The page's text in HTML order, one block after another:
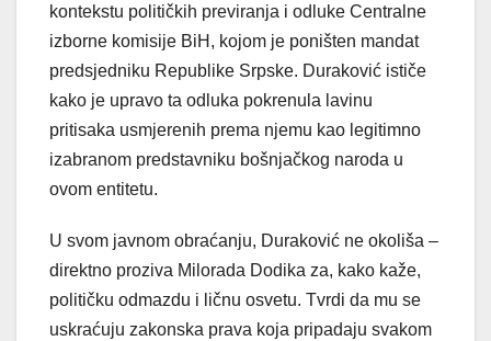
kontekstu političkih previranja i odluke Centralne
izborne komisije BiH, kojom je poništen mandat
predsjedniku Republike Srpske. Duraković ističe
kako je upravo ta odluka pokrenula lavinu
pritisaka usmjerenih prema njemu kao legitimno
izabranom predstavniku bošnjačkog naroda u
ovom entitetu.
U svom javnom obraćanju, Duraković ne okoliša –
direktno proziva Milorada Dodika za, kako kaže,
političku odmazdu i ličnu osvetu. Tvrdi da mu se
uskraćuju zakonska prava koja pripadaju svakom